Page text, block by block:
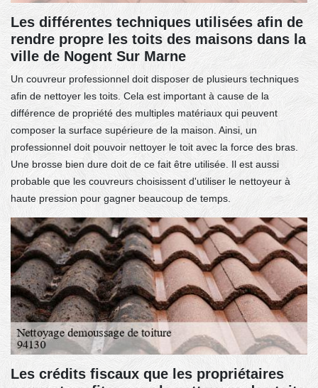
Les différentes techniques utilisées afin de
rendre propre les toits des maisons dans la
ville de Nogent Sur Marne
Un couvreur professionnel doit disposer de plusieurs techniques
afin de nettoyer les toits. Cela est important à cause de la
différence de propriété des multiples matériaux qui peuvent
composer la surface supérieure de la maison. Ainsi, un
professionnel doit pouvoir nettoyer le toit avec la force des bras.
Une brosse bien dure doit de ce fait être utilisée. Il est aussi
probable que les couvreurs choisissent d'utiliser le nettoyeur à
haute pression pour gagner beaucoup de temps.
Les crédits fiscaux que les propriétaires